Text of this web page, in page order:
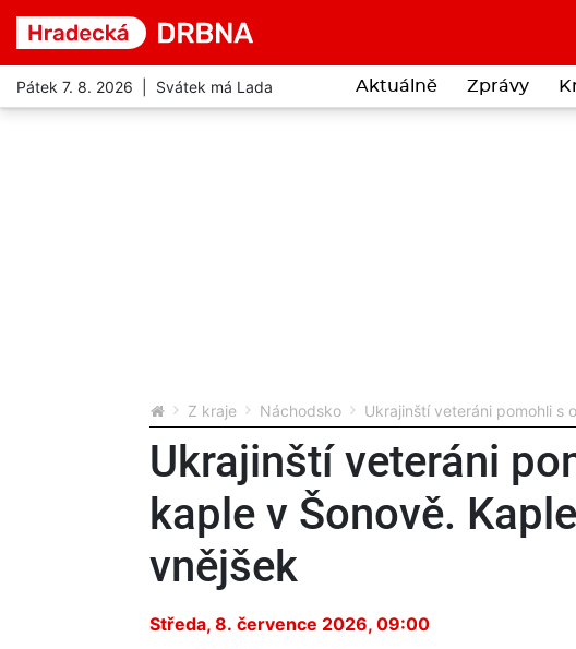
Pátek 7. 8. 2026 | Svátek má Lada Aktuálně Zprávy
Z kraje Náchodsko Ukrajinští veteráni pomohli s
Ukrajinští veteráni
kaple v Šonově.
vnějšek
Středa, 8. července 2026, 09:00